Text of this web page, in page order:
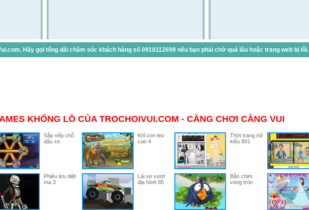
Hãy gọi tổng đài chăm sóc khách hàng số 0918112699 nếu bạn phải chờ quá lâu hoặc trang web bị lỗi.
KHỔNG LỒ CỦA TROCHOIVUI.COM - CÀNG CHƠI CÀNG VUI
Sắp xếp chỗ
đậu xe
Khỉ con leo
cao 4
Thời trang nữ
kiểu 801
Phiêu lưu diệt
ma 3
Lái xe vượt
địa hình 85
Bắn chim
vòng tròn